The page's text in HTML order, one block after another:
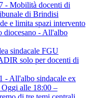
- Mobilità docenti di
di Brindisi
e limita spazi intervento
diocesano - All'albo
sindacale FGU
solo per docenti di
- All'albo sindacale ex
alle 18:00 –